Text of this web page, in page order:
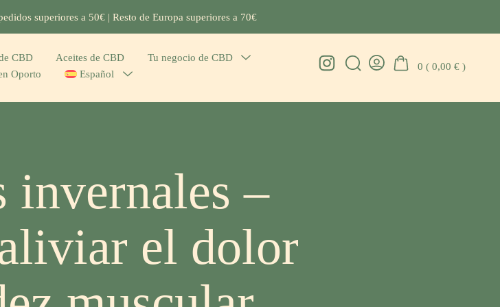
superiores a 50€ | Resto de Europa superiores a 70€
CBD Aceites de CBD Tu negocio de CBD
Menu
Oporto Español
Menu
Instagram
Search
Go
0 ( 0,00€ )
invernales –
el dolor